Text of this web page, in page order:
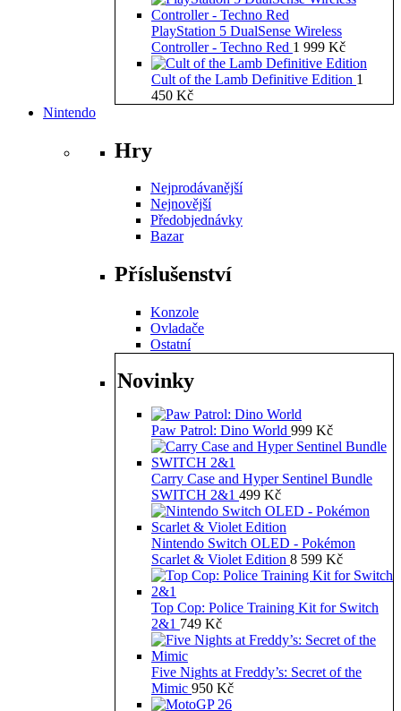
PlayStation 5 DualSense Wireless
Controller - Techno Red 1 999 Kč
Cult of the Lamb Definitive Edition 1
450 Kč
Nintendo
Hry
Nejprodávanější
Nejnovější
Předobjednávky
Bazar
Příslušenství
Konzole
Ovladače
Ostatní
Novinky
Paw Patrol: Dino World 999 Kč
Carry Case and Hyper Sentinel Bundle
SWITCH 2&1 499 Kč
Nintendo Switch OLED - Pokémon
Scarlet & Violet Edition 8 599 Kč
Top Cop: Police Training Kit for Switch
2&1 749 Kč
Five Nights at Freddy’s: Secret of the
Mimic 950 Kč